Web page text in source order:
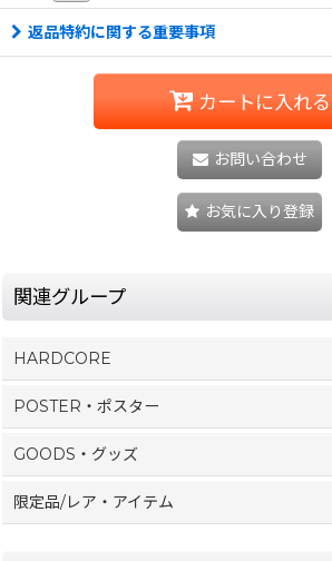
返品特約に関する重要事項
カートに入れる
お問い合わせ
お気に入り登録
関連グループ
HARDCORE
POSTER・ポスター
GOODS・グッズ
限定品/レア・アイテム